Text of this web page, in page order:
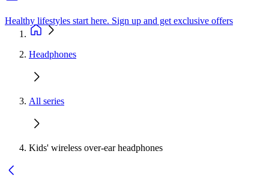
Healthy lifestyles start here. Sign up and get exclusive offers
Headphones
All series
Kids' wireless over-ear headphones